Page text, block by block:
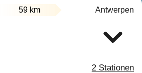
59 km Antwerpen
2 Stationen